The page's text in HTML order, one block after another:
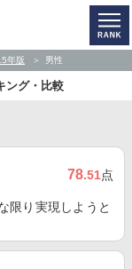
年版 男性
ング・比較
78.51点
限り実現しようと